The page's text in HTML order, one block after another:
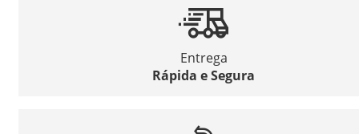
Entrega
Rápida e Segura